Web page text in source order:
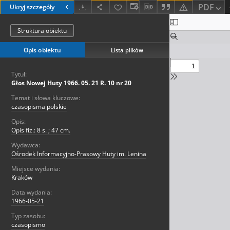
Ukryj szczegóły PDF
Struktura obiektu
Opis obiektu Lista plików
Tytuł:
Głos Nowej Huty 1966. 05. 21 R. 10 nr 20
Temat i słowa kluczowe:
czasopisma polskie
Opis:
Opis fiz.: 8 s. ; 47 cm.
Wydawca:
Ośrodek Informacyjno-Prasowy Huty im. Lenina
Miejsce wydania:
Kraków
Data wydania:
1966-05-21
Typ zasobu:
czasopismo